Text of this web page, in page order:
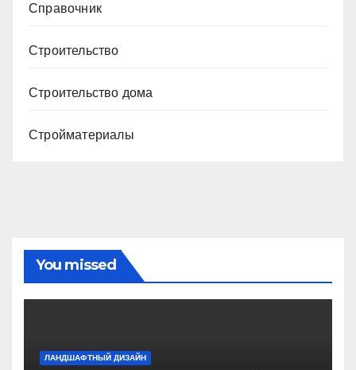
Справочник
Строительство
Строительство дома
Стройматериалы
You missed
ЛАНДШАФТНЫЙ ДИЗАЙН